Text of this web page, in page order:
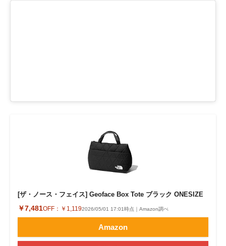
マーケ×ITの今がよく分かる
ITエンジニア向け専門サイト
企業向けIT製品の総合サイト
IT製品の技術・比較・事例
製造業のIT導入・活用を支援
[ザ・ノース・フェイス] Geoface Box Tote ブラック ONESIZE
￥7,481OFF： ￥1,1192026/05/01 17:01時点｜Amazon調べ
Amazon